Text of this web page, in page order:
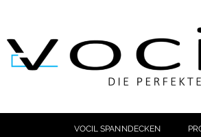
VOCIL SPANNDECKEN